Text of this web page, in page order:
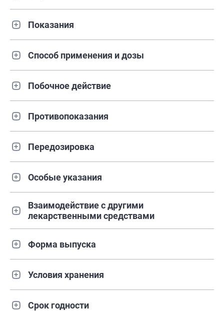
Показания
Способ применения и дозы
Побочное действие
Противопоказания
Передозировка
Особые указания
Взаимодействие с другими
лекарственными средствами
Форма выпуска
Условия хранения
Срок годности